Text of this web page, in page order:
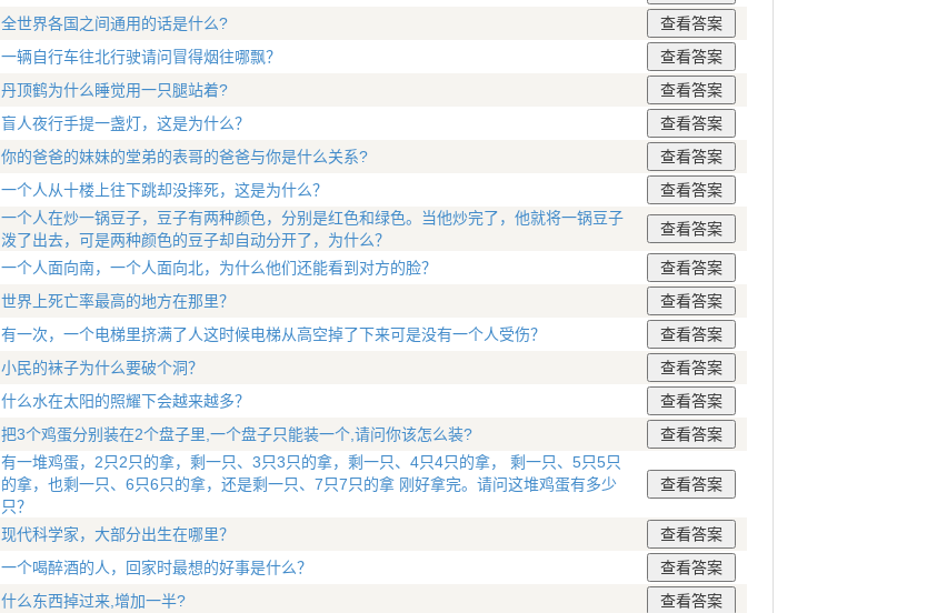
全世界各国之间通用的话是什么?
一辆自行车往北行驶请问冒得烟往哪飘？
丹顶鹤为什么睡觉用一只腿站着?
盲人夜行手提一盏灯，这是为什么？
你的爸爸的妹妹的堂弟的表哥的爸爸与你是什么关系?
一个人从十楼上往下跳却没摔死，这是为什么？
一个人在炒一锅豆子，豆子有两种颜色，分别是红色和绿色。当他炒完了，他就将一锅豆子
泼了出去，可是两种颜色的豆子却自动分开了，为什么？
一个人面向南，一个人面向北，为什么他们还能看到对方的脸？
世界上死亡率最高的地方在那里？
有一次，一个电梯里挤满了人这时候电梯从高空掉了下来可是没有一个人受伤？
小民的袜子为什么要破个洞？
什么水在太阳的照耀下会越来越多？
把3个鸡蛋分别装在2个盘子里,一个盘子只能装一个,请问你该怎么装?
有一堆鸡蛋，2只2只的拿，剩一只、3只3只的拿，剩一只、4只4只的拿， 剩一只、5只5只
的拿，也剩一只、6只6只的拿，还是剩一只、7只7只的拿 刚好拿完。请问这堆鸡蛋有多少
只？
现代科学家，大部分出生在哪里？
一个喝醉酒的人，回家时最想的好事是什么？
什么东西掉过来,增加一半?